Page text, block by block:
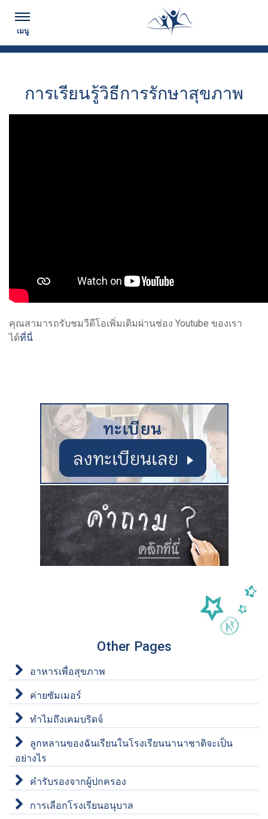
เมนู ตามทันข่าวสาร...
การเรียนรู้วิธีการรักษาสุขภาพ
คุณสามารถรับชมวีดีโอเพิ่มเติมผ่านช่อง Youtube ของเรา
ได้ที่นี่
Other Pages
อาหารเพื่อสุขภาพ
ค่ายซัมเมอร์
ทำไมถึงเคมบริดจ์
ลูกหลานของฉันเรียนในโรงเรียนนานาชาติจะเป็น
อย่างไร
คำรับรองจากผู้ปกครอง
การเลือกโรงเรียนอนุบาล